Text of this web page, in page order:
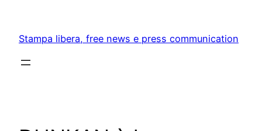
content
Stampa libera, free news e press communication